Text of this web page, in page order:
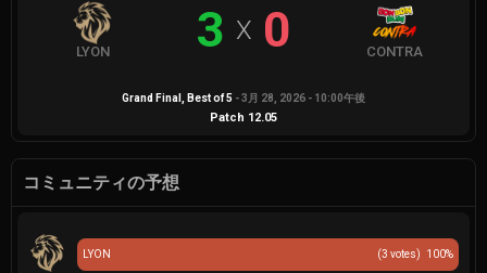
LYON 3 X 0 CONTRA
Grand Final , Best of5 -3月 28, 2026 - 10:00午後
Patch 12.05
コミュニティの予想
(3 votes) 100%
LYON